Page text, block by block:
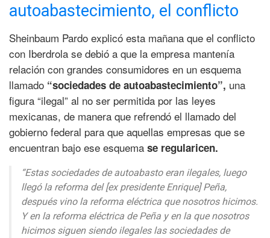
autoabastecimiento, el conflicto
Sheinbaum Pardo explicó esta mañana que el conflicto
con Iberdrola se debió a que la empresa mantenía
relación con grandes consumidores en un esquema
llamado “sociedades de autoabastecimiento”, una
figura “ilegal” al no ser permitida por las leyes
mexicanas, de manera que refrendó el llamado del
gobierno federal para que aquellas empresas que se
encuentran bajo ese esquema se regularicen.
“Estas sociedades de autoabasto eran ilegales, luego
llegó la reforma del [ex presidente Enrique] Peña,
después vino la reforma eléctrica que nosotros hicimos.
Y en la reforma eléctrica de Peña y en la que nosotros
hicimos siguen siendo ilegales las sociedades de